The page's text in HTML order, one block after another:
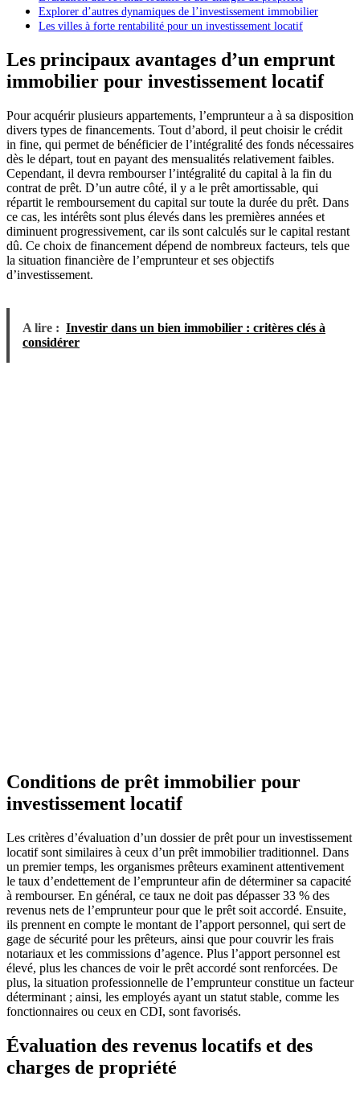
Explorer d’autres dynamiques de l’investissement immobilier
Les villes à forte rentabilité pour un investissement locatif
Les principaux avantages d’un emprunt
immobilier pour investissement locatif
Pour acquérir plusieurs appartements, l’emprunteur a à sa disposition
divers types de financements. Tout d’abord, il peut choisir le crédit
in fine, qui permet de bénéficier de l’intégralité des fonds nécessaires
dès le départ, tout en payant des mensualités relativement faibles.
Cependant, il devra rembourser l’intégralité du capital à la fin du
contrat de prêt. D’un autre côté, il y a le prêt amortissable, qui
répartit le remboursement du capital sur toute la durée du prêt. Dans
ce cas, les intérêts sont plus élevés dans les premières années et
diminuent progressivement, car ils sont calculés sur le capital restant
dû. Ce choix de financement dépend de nombreux facteurs, tels que
la situation financière de l’emprunteur et ses objectifs
d’investissement.
A lire : Investir dans un bien immobilier : critères clés à
considérer
Conditions de prêt immobilier pour
investissement locatif
Les critères d’évaluation d’un dossier de prêt pour un investissement
locatif sont similaires à ceux d’un prêt immobilier traditionnel. Dans
un premier temps, les organismes prêteurs examinent attentivement
le taux d’endettement de l’emprunteur afin de déterminer sa capacité
à rembourser. En général, ce taux ne doit pas dépasser 33 % des
revenus nets de l’emprunteur pour que le prêt soit accordé. Ensuite,
ils prennent en compte le montant de l’apport personnel, qui sert de
gage de sécurité pour les prêteurs, ainsi que pour couvrir les frais
notariaux et les commissions d’agence. Plus l’apport personnel est
élevé, plus les chances de voir le prêt accordé sont renforcées. De
plus, la situation professionnelle de l’emprunteur constitue un facteur
déterminant ; ainsi, les employés ayant un statut stable, comme les
fonctionnaires ou ceux en CDI, sont favorisés.
Évaluation des revenus locatifs et des
charges de propriété